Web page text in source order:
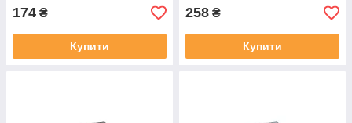
174 ₴
Купити
258 ₴
Купити